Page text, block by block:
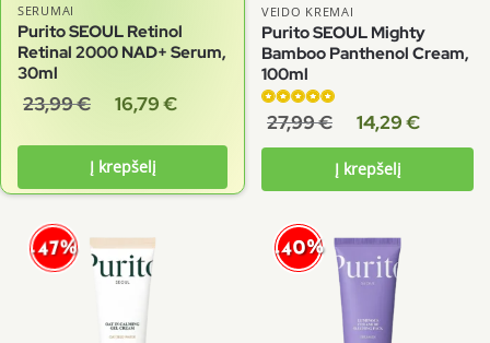
SERUMAI
Purito SEOUL Retinol
Retinal 2000 NAD+ Serum,
30ml
23,99€ 16,79€
Į krepšelį
VEIDO KREMAI
Purito SEOUL Mighty
Bamboo Panthenol Cream,
100ml
Įvertinimas:
4.86iš 5
27,99€ 14,29€
Į krepšelį
-47% -40%